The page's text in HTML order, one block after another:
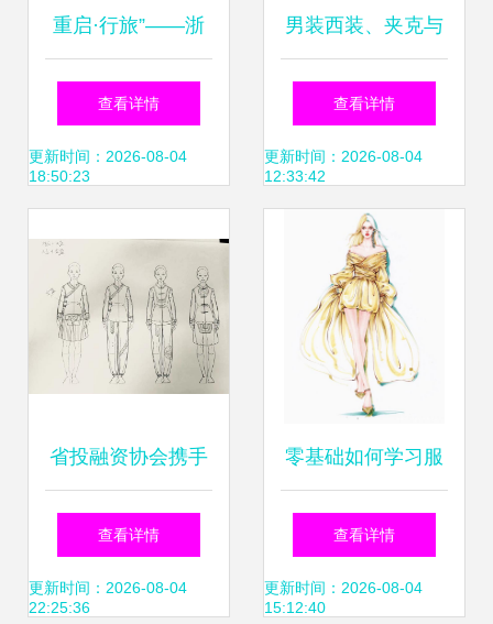
重启·行旅”——浙
江科技学院艺术设
计与服装学院毕业
查看详情
更新时间：2026-08-04
18:50:23
男装西装、夹克与
风衣外套平面款式
图大全 设计要点与
风格解析
查看详情
更新时间：2026-08-04
12:33:42
省投融资协会携手
腾讯公益探访畲乡
寻找最美校服 服装
查看详情
更新时间：2026-08-04
22:25:36
零基础如何学习服
装设计？从
查看详情
更新时间：2026-08-04
15:12:40